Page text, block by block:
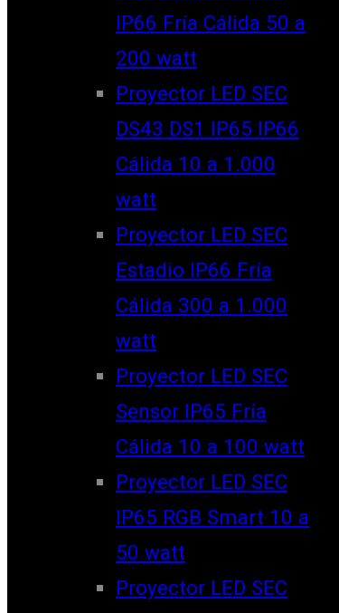
IP66 Fría Cálida 50 a
200 watt
Proyector LED SEC
DS43 DS1 IP65 IP66
Cálida 10 a 1.000
watt
Proyector LED SEC
Estadio IP66 Fría
Cálida 300 a 1.000
watt
Proyector LED SEC
Sensor IP65 Fría
Cálida 10 a 100 watt
Proyector LED SEC
IP65 RGB Smart 10 a
50 watt
Proyector LED SEC